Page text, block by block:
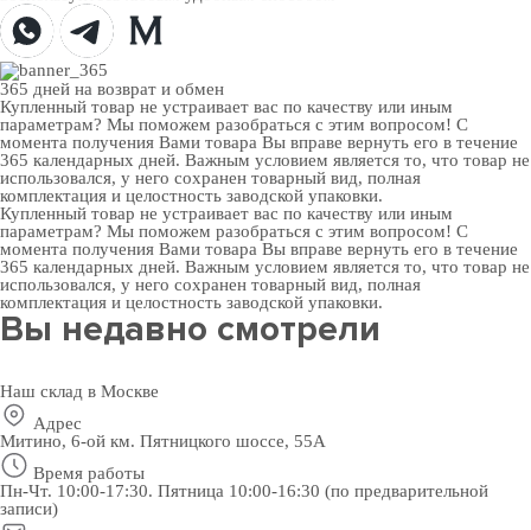
365 дней на возврат и обмен
Купленный товар не устраивает вас по качеству или иным
параметрам? Мы поможем разобраться с этим вопросом! С
момента получения Вами товара Вы вправе вернуть его в течение
365 календарных дней. Важным условием является то, что товар не
использовался, у него сохранен товарный вид, полная
комплектация и целостность заводской упаковки.
Купленный товар не устраивает вас по качеству или иным
параметрам? Мы поможем разобраться с этим вопросом! С
момента получения Вами товара Вы вправе вернуть его в течение
365 календарных дней. Важным условием является то, что товар не
использовался, у него сохранен товарный вид, полная
комплектация и целостность заводской упаковки.
Вы недавно смотрели
Наш склад в Москве
Адрес
Митино, 6-ой км. Пятницкого шоссе, 55А
Время работы
Пн-Чт. 10:00-17:30. Пятница 10:00-16:30 (по предварительной
записи)